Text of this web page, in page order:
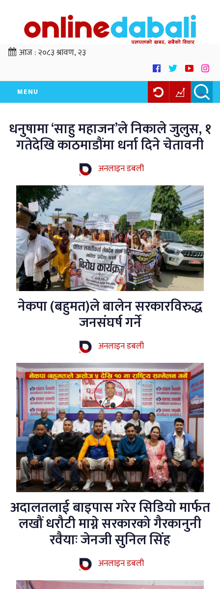
आज :२०८३ श्रावण, २३
MENU
धनुषामा ‘साहु महाजन’ले निकाले जुलुस, १
गतेदेखि काठमाडौंमा धर्ना दिने चेतावनी
अनलाइन डबली
नेकपा (बहुमत)ले बालेन सरकारविरुद्ध
जनसंघर्ष गर्ने
अनलाइन डबली
अदालतलाई बाइपास गरेर सिडियो मार्फत
लखौं धरौटी माग्ने सरकारको गैरकानुनी
रवैयाः जेनजी सुनिल सिंह
अनलाइन डबली